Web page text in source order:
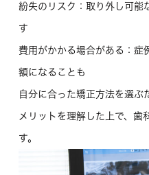
紛失のリスク ：取り外し可能
す
費用がかかる場合がある ：症
額になることも
自分に合った矯正方法を選ぶ
メリットを理解した上で、歯
す。